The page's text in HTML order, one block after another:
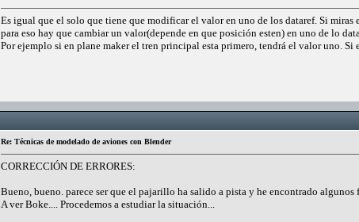
Es igual que el solo que tiene que modificar el valor en uno de los dataref. Si
para eso hay que cambiar un valor(depende en que posición esten) en uno de lo
Por ejemplo si en plane maker el tren principal esta primero, tendrá el valor uno.
Re: Técnicas de modelado de aviones con Blender
CORRECCIÓN DE ERRORES:
Bueno, bueno. parece ser que el pajarillo ha salido a pista y he encontrado algunos
A ver Boke.... Procedemos a estudiar la situación...